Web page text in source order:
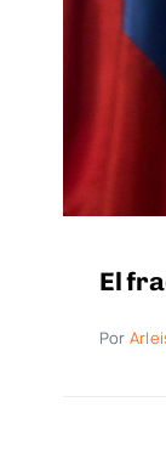
El
Por